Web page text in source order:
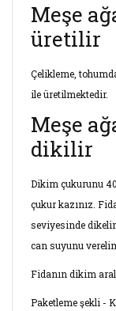
Meşe
üretilir
Çelikleme,
ile üretilmektedir.
Meşe
dikilir
Dikim çukurunu
çukur kazınız.
seviyesinde
can suyunu
Fidanın dikim
Paketleme şekli -